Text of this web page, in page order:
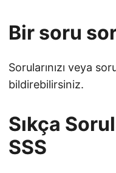
Bir soru
Sorularınızı veya
bildirebilirsiniz.
Sıkça
SSS